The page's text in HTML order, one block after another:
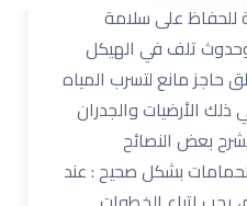
على سلامة
تلف في الهيكل
حاجز مانع لتسرب المياه
الأرضيات والجدران
بعض النصائح
بشكل صحيح : عند